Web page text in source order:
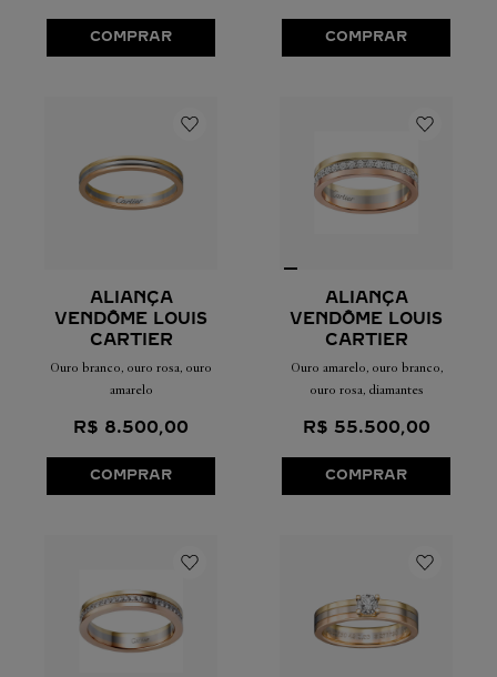
COMPRAR COMPRAR
ALIANÇA
VENDÔME LOUIS
CARTIER
Ouro branco, ouro rosa, ouro
amarelo
R$ 8.500,00
COMPRAR
ALIANÇA
VENDÔME LOUIS
CARTIER
Ouro amarelo, ouro branco,
ouro rosa, diamantes
R$ 55.500,00
COMPRAR